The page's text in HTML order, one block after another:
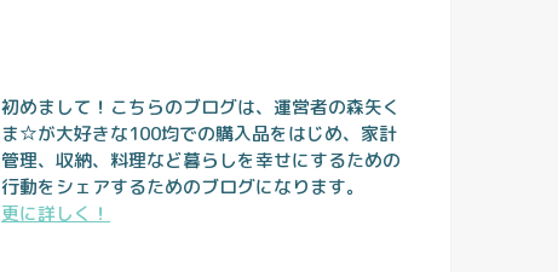
初めまして！こちらのブログは、運営者の森矢く
ま☆が大好きな100均での購入品をはじめ、家計
管理、収納、料理など暮らしを幸せにするための
行動をシェアするためのブログになります。
更に詳しく！